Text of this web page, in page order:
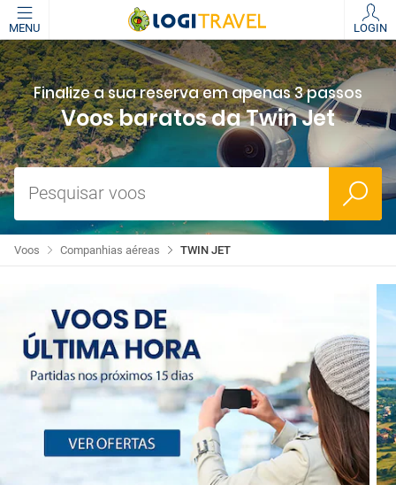
MENU LOGIN
Finalize a sua reserva em apenas 3 passos
Voos baratos da Twin Jet
Pesquisar voos
TWIN JET
Companhias aéreas
Voos